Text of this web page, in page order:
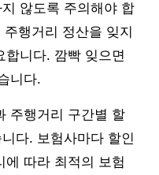
않도록 주의해야 합
행거리 정산을 잊지
합니다. 깜빡 잊으면
니다.
주행거리 구간별 할
다. 보험사마다 할인
에 따라 최적의 보험